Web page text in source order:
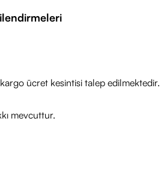
ücret kesintisi talep edilmektedir.
mevcuttur.